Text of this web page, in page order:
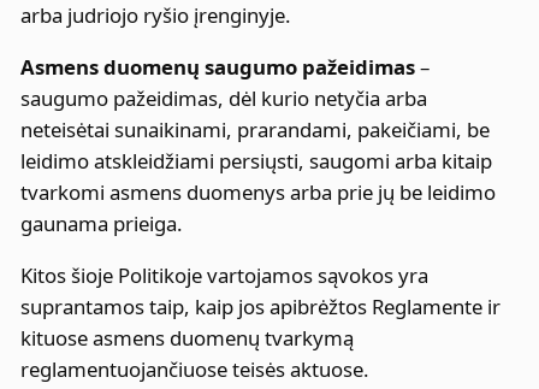
arba judriojo ryšio įrenginyje.
Asmens duomenų saugumo pažeidimas–
saugumo pažeidimas, dėl kurio netyčia arba
neteisėtai sunaikinami, prarandami, pakeičiami, be
leidimo atskleidžiami persiųsti, saugomi arba kitaip
tvarkomi asmens duomenys arba prie jų be leidimo
gaunama prieiga.
Kitos šioje Politikoje vartojamos sąvokos yra
suprantamos taip, kaip jos apibrėžtos Reglamente ir
kituose asmens duomenų tvarkymą
reglamentuojančiuose teisės aktuose.